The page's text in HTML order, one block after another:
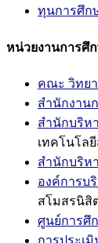
ทุนการศึก
หน่วยงานการศึ
คณะ วิทย
สำนักงาน
สำนักบริห
เทคโนโล
สำนักบริห
องค์การบ
สโมสรนิสิ
ศูนย์การศึ
การประเ